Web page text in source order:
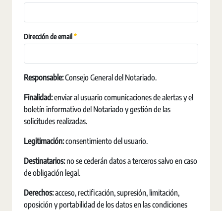
Dirección de email Requerido
Responsable:Consejo General del Notariado.
Finalidad:enviar al usuario comunicaciones de alertas y el
boletín informativo del Notariado y gestión de las
solicitudes realizadas.
Legitimación:consentimiento del usuario.
Destinatarios:no se cederán datos a terceros salvo en caso
de obligación legal.
Derechos:acceso, rectificación, supresión, limitación,
oposición y portabilidad de los datos en las condiciones